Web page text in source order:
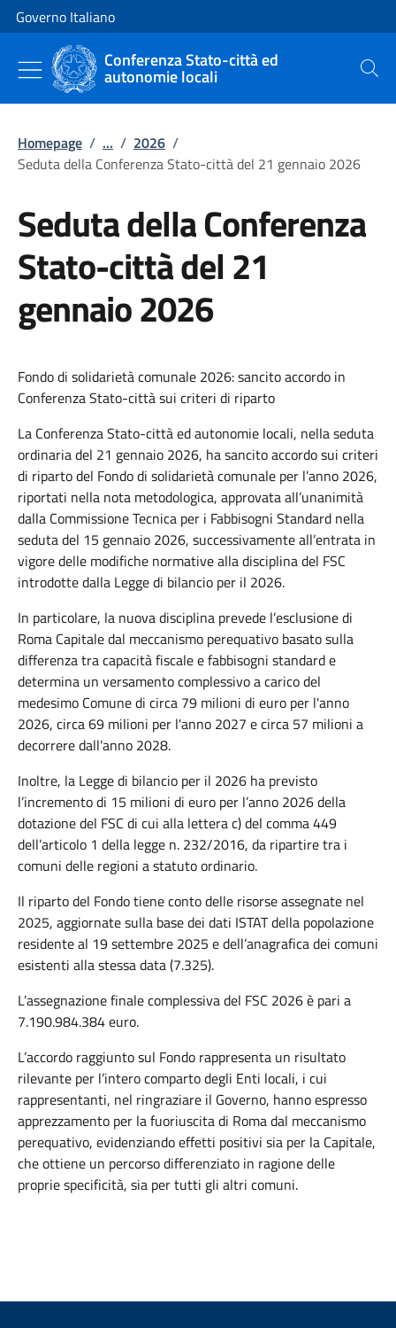
Vai al contenuto
Vai alla navigazione del sito
Governo Italiano
Conferenza Stato-città ed
autonomie locali Cerca
Homepage / ... / 2026 /
Seduta della Conferenza Stato-città del 21 gennaio 2026
Seduta della Conferenza
Stato-città del 21
gennaio 2026
Fondo di solidarietà comunale 2026: sancito accordo in
Conferenza Stato-città sui criteri di riparto
La Conferenza Stato-città ed autonomie locali, nella seduta
ordinaria del 21 gennaio 2026, ha sancito accordo sui criteri
di riparto del Fondo di solidarietà comunale per l’anno 2026,
riportati nella nota metodologica, approvata all’unanimità
dalla Commissione Tecnica per i Fabbisogni Standard nella
seduta del 15 gennaio 2026, successivamente all’entrata in
vigore delle modifiche normative alla disciplina del FSC
introdotte dalla Legge di bilancio per il 2026.
In particolare, la nuova disciplina prevede l’esclusione di
Roma Capitale dal meccanismo perequativo basato sulla
differenza tra capacità fiscale e fabbisogni standard e
determina un versamento complessivo a carico del
medesimo Comune di circa 79 milioni di euro per l'anno
2026, circa 69 milioni per l'anno 2027 e circa 57 milioni a
decorrere dall'anno 2028.
Inoltre, la Legge di bilancio per il 2026 ha previsto
l’incremento di 15 milioni di euro per l’anno 2026 della
dotazione del FSC di cui alla lettera c) del comma 449
dell’articolo 1 della legge n. 232/2016, da ripartire tra i
comuni delle regioni a statuto ordinario.
Il riparto del Fondo tiene conto delle risorse assegnate nel
2025, aggiornate sulla base dei dati ISTAT della popolazione
residente al 19 settembre 2025 e dell’anagrafica dei comuni
esistenti alla stessa data (7.325).
L’assegnazione finale complessiva del FSC 2026 è pari a
7.190.984.384 euro.
L’accordo raggiunto sul Fondo rappresenta un risultato
rilevante per l’intero comparto degli Enti locali, i cui
rappresentanti, nel ringraziare il Governo, hanno espresso
apprezzamento per la fuoriuscita di Roma dal meccanismo
perequativo, evidenziando effetti positivi sia per la Capitale,
che ottiene un percorso differenziato in ragione delle
proprie specificità, sia per tutti gli altri comuni.